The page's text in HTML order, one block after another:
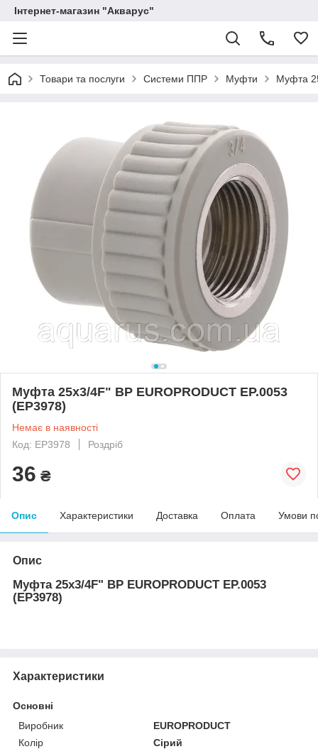
Інтернет-магазин "Акварус"
Товари та послуги Системи ППР Муфти Муфта
Муфта 25x3/4F" ВР EUROPRODUCT EP.0053
(EP3978)
Немає в наявності
Код: EP3978
Роздріб
36 ₴
Опис Характеристики Доставка Оплата Умови
Опис
Муфта 25x3/4F" ВР EUROPRODUCT EP.0053
(EP3978)
Характеристики
Основні
Виробник
EUROPRODUCT
Колір
Сірий